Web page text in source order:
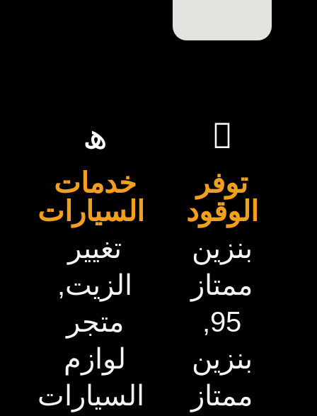
توفر
الوقود
بنزين
ممتاز
95,
بنزين
ممتاز
خدمات
السيارات
تغيير
الزيت,
متجر
لوازم
السيارات